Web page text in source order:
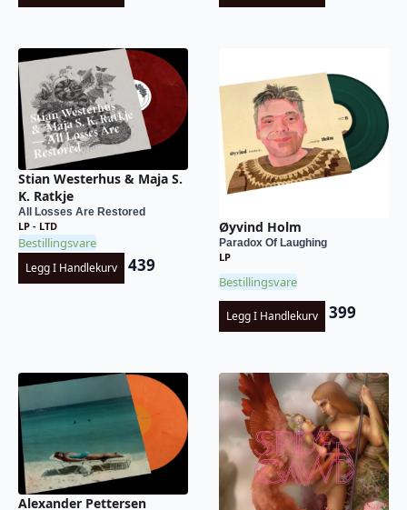
Stian Westerhus & Maja S.
K. Ratkje
All Losses Are Restored
LP - LTD
Bestillingsvare
Legg I Handlekurv 439
Øyvind Holm
Paradox Of Laughing
LP
Bestillingsvare
Legg I Handlekurv 399
Alexander Pettersen